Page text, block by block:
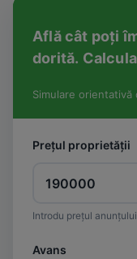
Află cât poți
dorită.
Simulare orientativă
Prețul proprietății
Introdu prețul anunțului
Avans